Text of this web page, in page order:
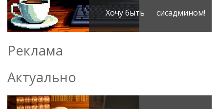
Хочу быть сисадмином!
Реклама
Актуально